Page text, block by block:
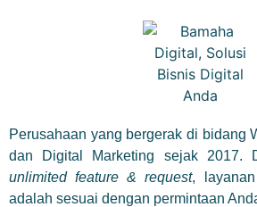
Perusahaan yang bergerak di bidang
dan Digital Marketing sejak 2017.
unlimited feature & request,
adalah sesuai dengan permintaan